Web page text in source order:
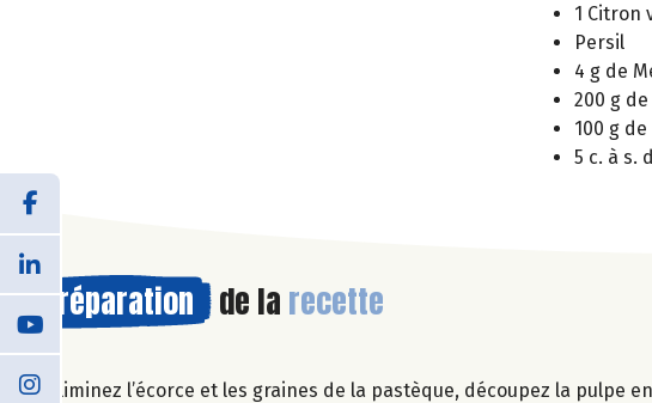
1 Citron
Persil
4 g de
200 g de
100 g
5 c. à s.
Préparation de la recette
Eliminez l’écorce et les graines de la pastèque, découpez la